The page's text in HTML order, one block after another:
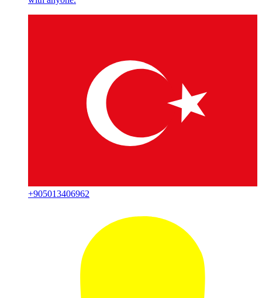
+905013406962